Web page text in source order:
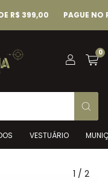
R$ 399,00 PAGUE NO
0
VESTUÁRIO
1 / 2